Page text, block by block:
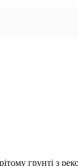
грунті з